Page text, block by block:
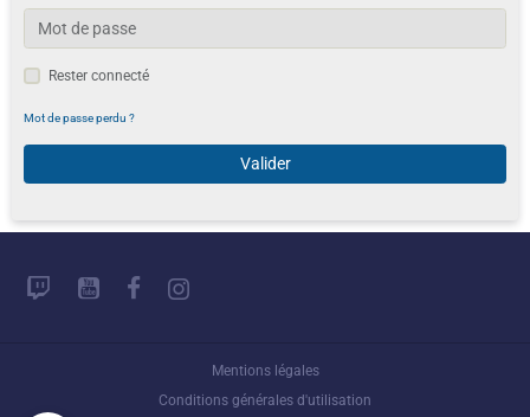
Rester connecté
Mot de passe perdu ?
Valider
Mentions légales
Conditions générales d'utilisation